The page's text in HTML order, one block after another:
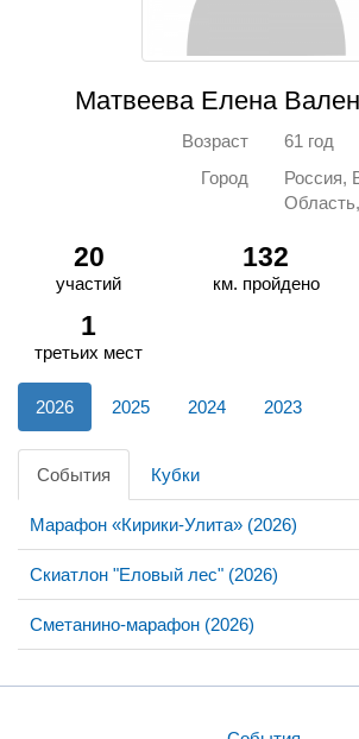
Матвеева Елена
Возраст
61 год
Город
Россия,
20
участий
132
км. пройдено
1
третьих мест
2026 2025 2024 2023
События Кубки
Марафон «Кирики-Улита» (2026)
Скиатлон "Еловый лес" (2026)
Сметанино-марафон (2026)